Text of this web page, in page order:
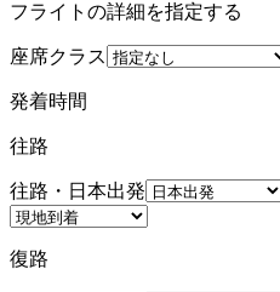
フライトの詳細を指定する
座席クラス
発着時間
往路
往路・日本出発
復路